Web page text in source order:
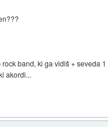
band, ki ga vidiš + seveda 1
akordi...